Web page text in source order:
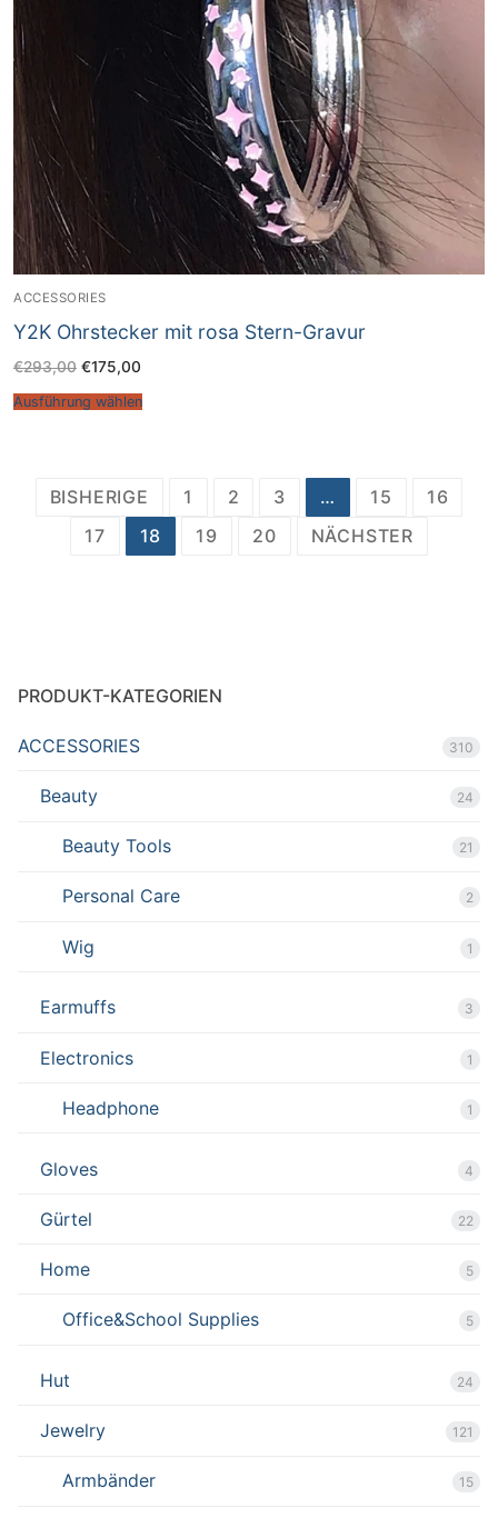
ACCESSORIES
Y2K Ohrstecker mit rosa Stern-Gravur
€293,00 €175,00
Ausführung wählen
Beitrags-
Navigation
BISHERIGE 1 2 3 … 15
16
17
18 19 20 NÄCHSTER
PRODUKT-KATEGORIEN
ACCESSORIES 310
Beauty 24
Beauty Tools 21
Personal Care 2
Wig 1
Earmuffs 3
Electronics 1
Headphone 1
Gloves 4
Gürtel 22
Home 5
Office&School Supplies 5
Hut 24
Jewelry 121
Armbänder 15